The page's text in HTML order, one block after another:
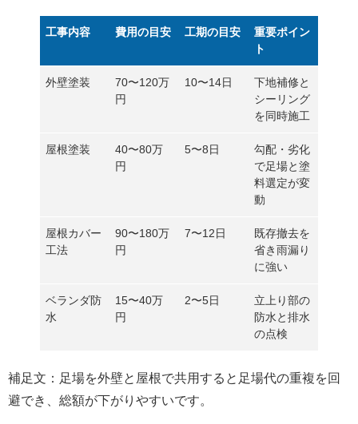
工事内容 費用の目安 工期の目安
重要ポイン
ト
外壁塗装
70〜120万
円
10〜14日
下地補修と
シーリング
を同時施工
屋根塗装
40〜80万
円
5〜8日
勾配・劣化
で足場と塗
料選定が変
動
屋根カバー
工法
90〜180万
円
7〜12日
既存撤去を
省き雨漏り
に強い
ベランダ防
水
15〜40万
円
2〜5日
立上り部の
防水と排水
の点検
補足文：足場を外壁と屋根で共用すると 足場代の重複を回
避でき、総額が下がりやすいです。